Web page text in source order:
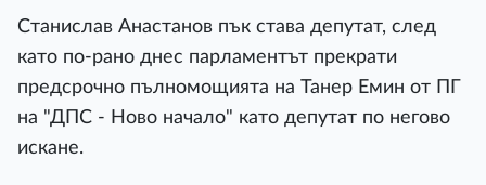
Станислав Анастанов пък става депутат, след
като по-рано днес парламентът прекрати
предсрочно пълномощията на Танер Емин от ПГ
на "ДПС - Ново начало" като депутат по негово
искане.